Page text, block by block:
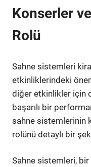
Konserler
Rolü
Sahne sistemleri
etkinliklerindeki
diğer etkinlikler için
başarılı bir
sahne sistemlerinin
rolünü detaylı bir
Sahne sistemleri,